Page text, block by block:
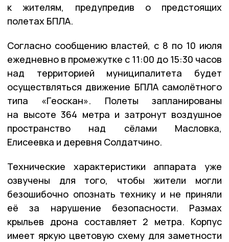
к жителям, предупредив о предстоящих
полетах БПЛА.
Согласно сообщению властей, с 8 по 10 июля
ежедневно в промежутке с 11:00 до 15:30 часов
над территорией муниципалитета будет
осуществляться движение БПЛА самолётного
типа «Геоскан». Полеты запланированы
на высоте 364 метра и затронут воздушное
пространство над сёлами Масловка,
Елисеевка и деревня Солдатчино.
Технические характеристики аппарата уже
озвучены для того, чтобы жители могли
безошибочно опознать технику и не приняли
её за нарушение безопасности. Размах
крыльев дрона составляет 2 метра. Корпус
имеет яркую цветовую схему для заметности